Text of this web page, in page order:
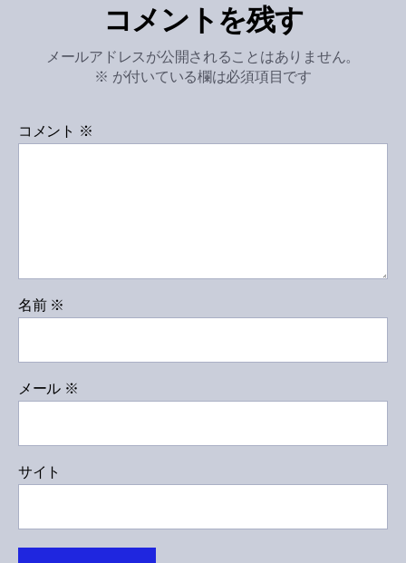
コメントを残す
メールアドレスが公開されることはありません。
※ が付いている欄は必須項目です
コメント ※
名前 ※
メール ※
サイト